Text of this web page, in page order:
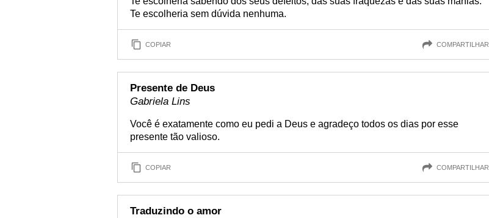
Te escolheria sem dúvida nenhuma.
COPIAR COMPARTILHAR
Presente de Deus
Gabriela Lins
Você é exatamente como eu pedi a Deus e agradeço todos os dias por esse
presente tão valioso.
COPIAR COMPARTILHAR
Traduzindo o amor